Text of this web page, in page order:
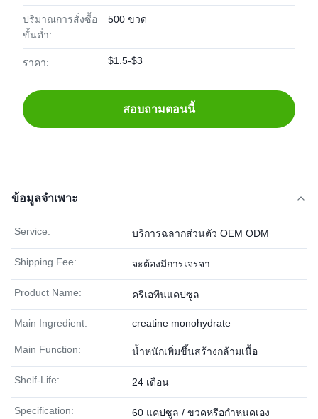
ปริมาณการสั่งซื้อ
ขั้นต่ำ:
500 ขวด
ราคา: $1.5-$3
สอบถามตอนนี้
ข้อมูลจำเพาะ
Service: บริการฉลากส่วนตัว OEM ODM
Shipping Fee: จะต้องมีการเจรจา
Product Name: ครีเอทีนแคปซูล
Main Ingredient: creatine monohydrate
Main Function: น้ำหนักเพิ่มขึ้นสร้างกล้ามเนื้อ
Shelf-Life: 24 เดือน
Specification: 60 แคปซูล / ขวดหรือกำหนดเอง